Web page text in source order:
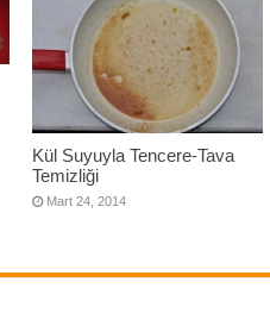
Kül Suyuyla Tencere-Tava
Temizliği
Mart 24, 2014